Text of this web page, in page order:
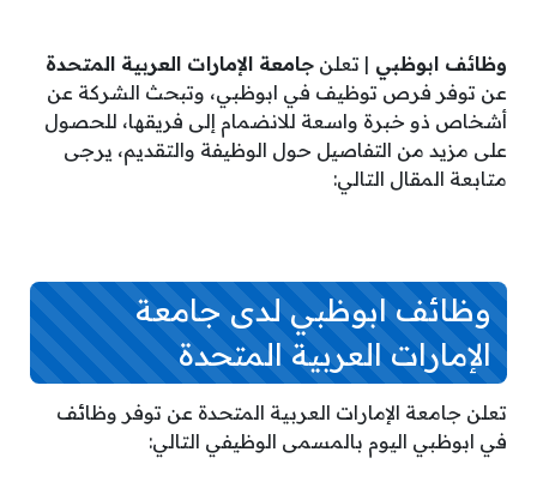
وظائف ابوظبي | تعلن جامعة الإمارات العربية المتحدة
عن توفر فرص توظيف في ابوظبي، وتبحث الشركة عن
أشخاص ذو خبرة واسعة للانضمام إلى فريقها، للحصول
على مزيد من التفاصيل حول الوظيفة والتقديم، يرجى
متابعة المقال التالي:
وظائف ابوظبي لدى جامعة
الإمارات العربية المتحدة
تعلن جامعة الإمارات العربية المتحدة عن توفر وظائف
في ابوظبي اليوم بالمسمى الوظيفي التالي: